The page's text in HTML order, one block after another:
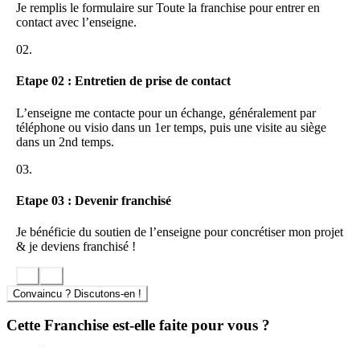
Je remplis le formulaire sur Toute la franchise pour entrer en
contact avec l’enseigne.
02.
Etape 02 : Entretien de prise de contact
L’enseigne me contacte pour un échange, généralement par
téléphone ou visio dans un 1er temps, puis une visite au siège
dans un 2nd temps.
03.
Etape 03 : Devenir franchisé
Je bénéficie du soutien de l’enseigne pour concrétiser mon projet
& je deviens franchisé !
Convaincu ? Discutons-en !
Cette Franchise est-elle faite pour vous ?